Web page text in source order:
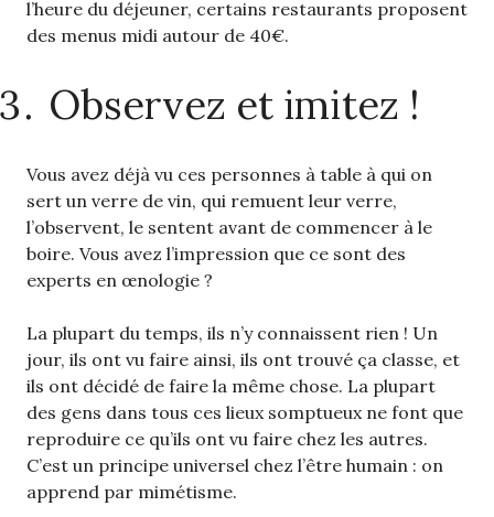
l’heure du déjeuner, certains restaurants proposent
des menus midi autour de 40€.
Observez et imitez !
Vous avez déjà vu ces personnes à table à qui on
sert un verre de vin, qui remuent leur verre,
l’observent, le sentent avant de commencer à le
boire. Vous avez l’impression que ce sont des
experts en œnologie ?
La plupart du temps, ils n’y connaissent rien ! Un
jour, ils ont vu faire ainsi, ils ont trouvé ça classe, et
ils ont décidé de faire la même chose. La plupart
des gens dans tous ces lieux somptueux ne font que
reproduire ce qu’ils ont vu faire chez les autres.
C’est un principe universel chez l’être humain : on
apprend par mimétisme.